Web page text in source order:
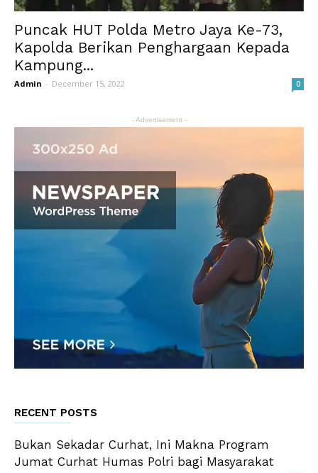
Puncak HUT Polda Metro Jaya Ke-73,
Kapolda Berikan Penghargaan Kepada
Kampung...
Admin - December 15, 2022 0
- Advertisement -
RECENT POSTS
Bukan Sekadar Curhat, Ini Makna Program
Jumat Curhat Humas Polri bagi Masyarakat